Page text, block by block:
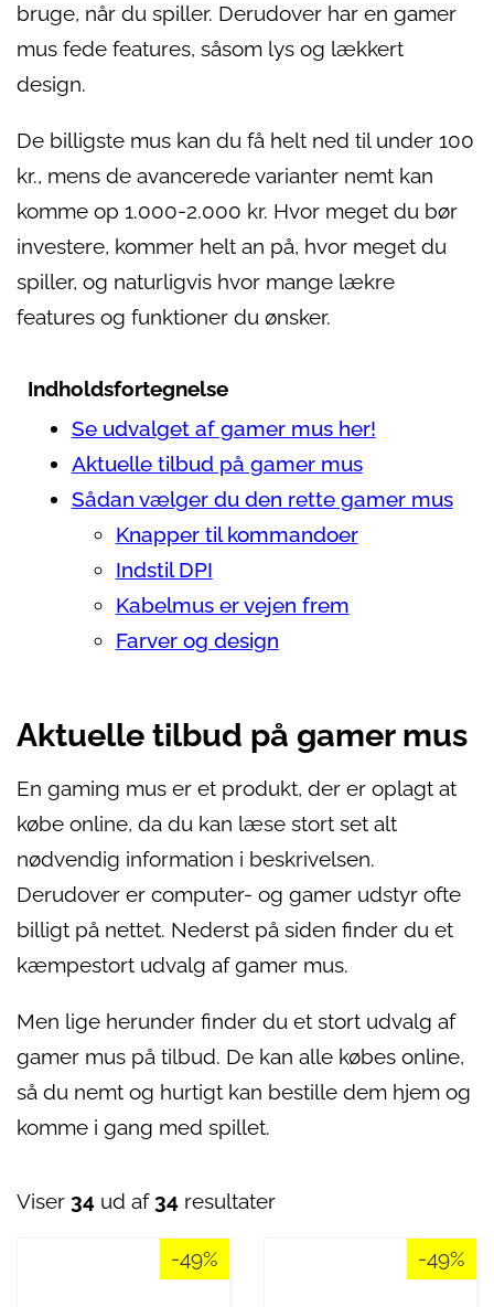
bruge, når du spiller. Derudover har en gamer
mus fede features, såsom lys og lækkert
design.
De billigste mus kan du få helt ned til under 100
kr., mens de avancerede varianter nemt kan
komme op 1.000-2.000 kr. Hvor meget du bør
investere, kommer helt an på, hvor meget du
spiller, og naturligvis hvor mange lækre
features og funktioner du ønsker.
Indholdsfortegnelse
Se udvalget af gamer mus her!
Aktuelle tilbud på gamer mus
Sådan vælger du den rette gamer mus
Knapper til kommandoer
Indstil DPI
Kabelmus er vejen frem
Farver og design
Aktuelle tilbud på gamer mus
En gaming mus er et produkt, der er oplagt at
købe online, da du kan læse stort set alt
nødvendig information i beskrivelsen.
Derudover er computer- og gamer udstyr ofte
billigt på nettet. Nederst på siden finder du et
kæmpestort udvalg af gamer mus.
Men lige herunder finder du et stort udvalg af
gamer mus på tilbud. De kan alle købes online,
så du nemt og hurtigt kan bestille dem hjem og
komme i gang med spillet.
Viser 34 ud af 34 resultater
-49% -49%